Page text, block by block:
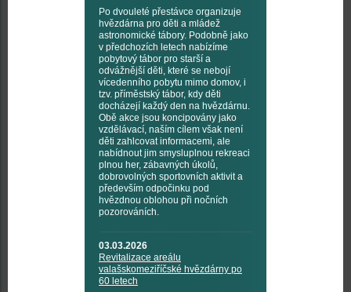
Po dvouleté přestávce organizuje
hvězdárna pro děti a mládež
astronomické tábory. Podobně jako
v předchozích letech nabízíme
pobytový tábor pro starší a
odvážnější děti, které se nebojí
vícedenního pobytu mimo domov, i
tzv. příměstský tábor, kdy děti
docházejí každý den na hvězdárnu.
Obě akce jsou koncipovány jako
vzdělávací, naším cílem však není
děti zahlcovat informacemi, ale
nabídnout jim smysluplnou rekreaci
plnou her, zábavných úkolů,
dobrovolných sportovních aktivit a
především odpočinku pod
hvězdnou oblohou při nočních
pozorováních.
03.03.2026
Revitalizace areálu
valašskomeziříčské hvězdárny po
60 letech